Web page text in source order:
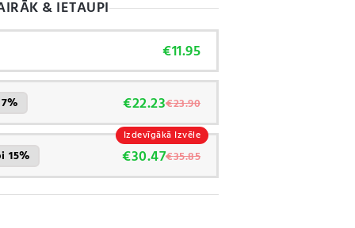
& IETAUPI
€11.95
€22.23€23.90
Izdevīgākā Izvēle
15% €30.47€35.85